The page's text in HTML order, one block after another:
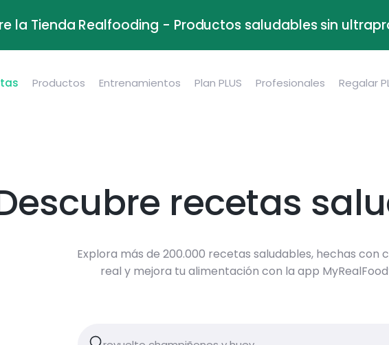
la Tienda Realfooding - Productos saludables sin
Productos Entrenamientos Plan PLUS Profesionales Regalar
recetas
Explora más de 200.000 recetas saludables, hechas con
real y mejora tu alimentación con la app